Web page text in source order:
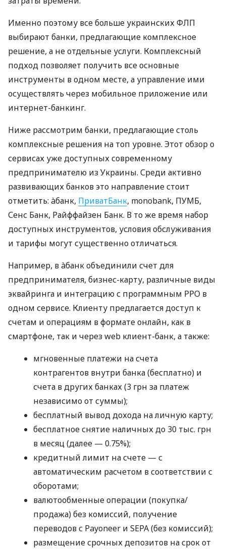
Именно поэтому все больше украинских ФЛП
выбирают банки, предлагающие комплексное
решение, а не отдельные услуги. Комплексный
подход позволяет получить все основные
инструменты в одном месте, а управление ими
осуществлять через мобильное приложение или
интернет-банкинг.
Ниже рассмотрим банки, предлагающие столь
комплексные решения на топ уровне. Этот обзор о
сервисах уже доступных современному
предпринимателю из Украины. Среди активно
развивающих банков это направление стоит
отметить: àбанк, ПриватБанк, monobank, ПУМБ,
Сенс Банк, Райффайзен Банк. В то же время набор
доступных инструментов, условия обслуживания
и тарифы могут существенно отличаться.
Например, в àбанк объединили счет для
предпринимателя, бизнес-карту, различные виды
эквайринга и интеграцию с программным РРО в
одном сервисе. Клиенту предлагается доступ к
счетам и операциям в формате онлайн, как в
смартфоне, так и через web клиент-банк, а также:
мгновенные платежи на счета
контрагентов внутри банка (бесплатно) и
счета в других банках (3 грн за платеж
независимо от суммы);
бесплатный вывод дохода на личную карту;
бесплатное снятие наличных до 30 тыс. грн
в месяц (далее — 0.75%);
кредитный лимит на счете — с
автоматическим расчетом в соответствии с
оборотами;
валютообменные операции (покупка/
продажа) без комиссий, получение
переводов с Payoneer и SEPA (без комиссий);
размещение срочных депозитов на срок от